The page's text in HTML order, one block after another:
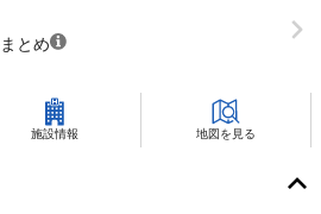
とめ
施設情報 地図を見る